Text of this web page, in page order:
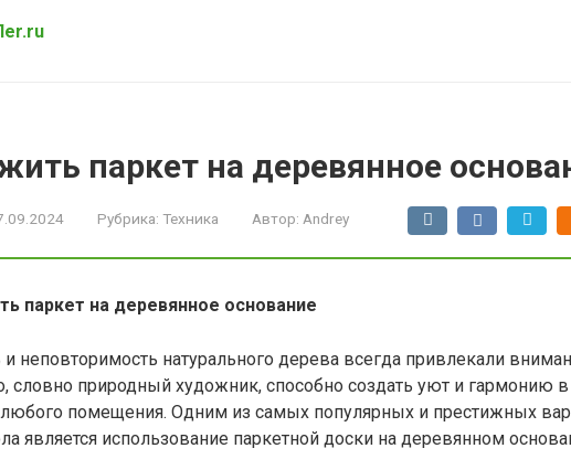
паркет на деревянное
Рубрика: Техника Автор: Andrey
паркет на деревянное основание
неповторимость натурального дерева всегда привлекали
словно природный художник, способно создать уют и гармонию в
любого помещения. Одним из самых популярных и престижных
является использование паркетной доски на деревянном